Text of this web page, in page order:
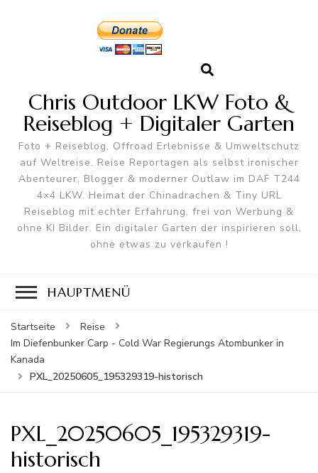
Chris Outdoor LKW Foto &
Reiseblog + Digitaler Garten
Foto + Reiseblog, Offroad Erlebnisse & Umweltschutz
auf Weltreise. Reise Reportagen als selbst ironischer
Abenteurer, Blogger & moderner Outlaw im DAF T244
4×4 LKW. Heimat der Chinadrachen & Tiny URL
Reiseblog mit echter Erfahrung, frei von Werbung &
ohne KI Bilder. Ein digitaler Garten der inspirieren soll,
ohne etwas zu verkaufen !
HAUPTMENÜ
Startseite
Reise
Im Diefenbunker Carp - Cold War Regierungs Atombunker in
Kanada
PXL_20250605_195329319-historisch
PXL_20250605_195329319-
historisch